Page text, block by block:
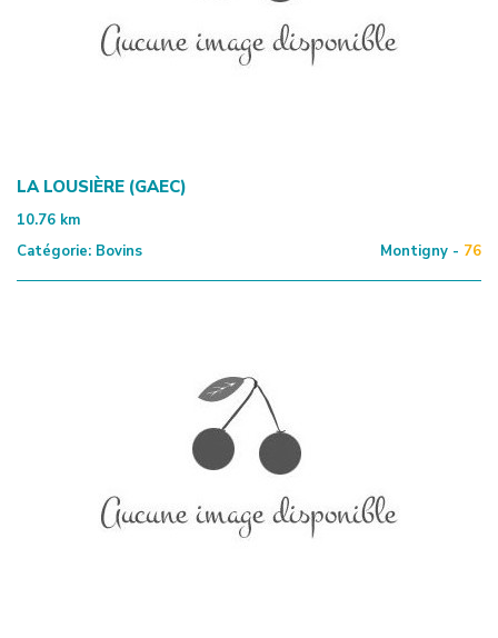
LA LOUSIÈRE (GAEC)
10.76 km
Catégorie: Bovins Montigny - 76